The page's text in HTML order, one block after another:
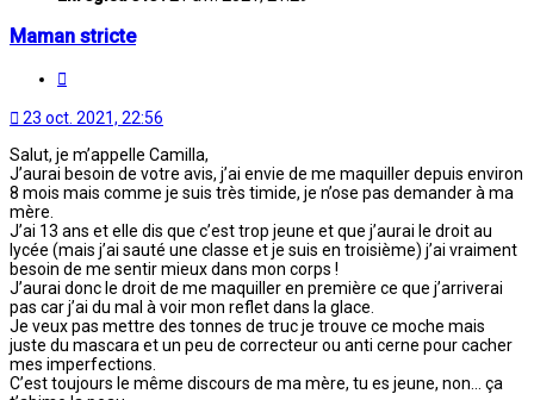
Maman stricte
23 oct. 2021, 22:56
Salut, je m’appelle Camilla,
J’aurai besoin de votre avis, j’ai envie de me maquiller depuis environ
8 mois mais comme je suis très timide, je n’ose pas demander à ma
mère.
J’ai 13 ans et elle dis que c’est trop jeune et que j’aurai le droit au
lycée (mais j’ai sauté une classe et je suis en troisième) j’ai vraiment
besoin de me sentir mieux dans mon corps !
J’aurai donc le droit de me maquiller en première ce que j’arriverai
pas car j’ai du mal à voir mon reflet dans la glace.
Je veux pas mettre des tonnes de truc je trouve ce moche mais
juste du mascara et un peu de correcteur ou anti cerne pour cacher
mes imperfections.
C’est toujours le même discours de ma mère, tu es jeune, non… ça